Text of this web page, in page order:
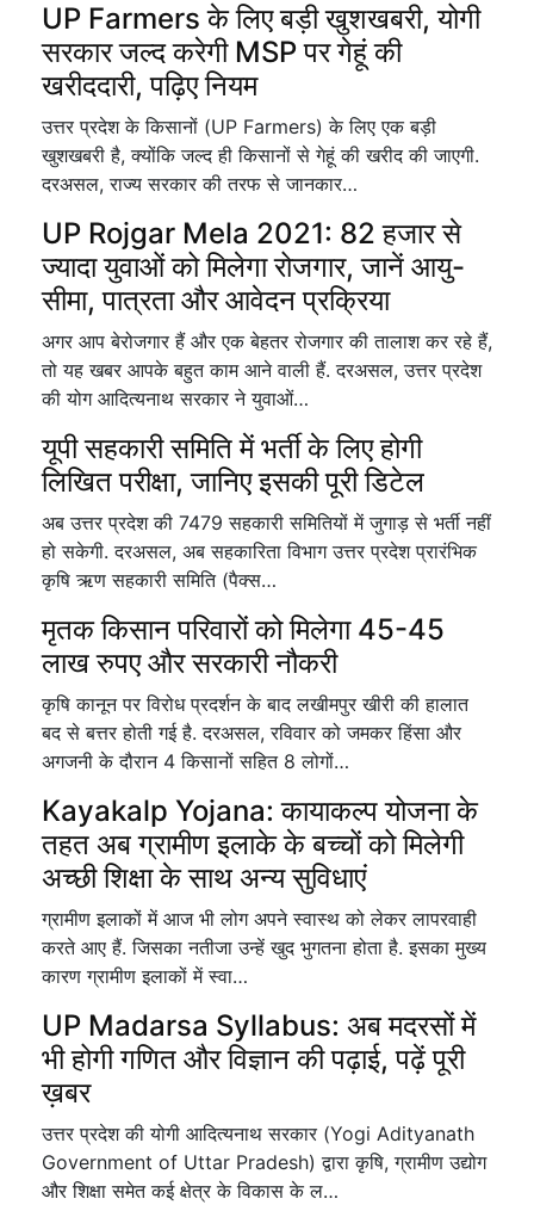
UP Farmers के लिए बड़ी खुशखबरी, योगी
सरकार जल्द करेगी MSP पर गेहूं की
खरीददारी, पढ़िए नियम
उत्तर प्रदेश के किसानों (UP Farmers) के लिए एक बड़ी
खुशखबरी है, क्योंकि जल्द ही किसानों से गेहूं की खरीद की जाएगी.
दरअसल, राज्य सरकार की तरफ से जानकार…
UP Rojgar Mela 2021: 82 हजार से
ज्यादा युवाओं को मिलेगा रोजगार, जानें आयु-
सीमा, पात्रता और आवेदन प्रक्रिया
अगर आप बेरोजगार हैं और एक बेहतर रोजगार की तालाश कर रहे हैं,
तो यह खबर आपके बहुत काम आने वाली हैं. दरअसल, उत्तर प्रदेश
की योग आदित्यनाथ सरकार ने युवाओं…
यूपी सहकारी समिति में भर्ती के लिए होगी
लिखित परीक्षा, जानिए इसकी पूरी डिटेल
अब उत्तर प्रदेश की 7479 सहकारी समितियों में जुगाड़ से भर्ती नहीं
हो सकेगी. दरअसल, अब सहकारिता विभाग उत्तर प्रदेश प्रारंभिक
कृषि ऋण सहकारी समिति (पैक्स…
मृतक किसान परिवारों को मिलेगा 45-45
लाख रुपए और सरकारी नौकरी
कृषि कानून पर विरोध प्रदर्शन के बाद लखीमपुर खीरी की हालात
बद से बत्तर होती गई है. दरअसल, रविवार को जमकर हिंसा और
अगजनी के दौरान 4 किसानों सहित 8 लोगों…
Kayakalp Yojana: कायाकल्प योजना के
तहत अब ग्रामीण इलाके के बच्चों को मिलेगी
अच्छी शिक्षा के साथ अन्य सुविधाएं
ग्रामीण इलाकों में आज भी लोग अपने स्वास्थ को लेकर लापरवाही
करते आए हैं. जिसका नतीजा उन्हें खुद भुगतना होता है. इसका मुख्य
कारण ग्रामीण इलाकों में स्वा…
UP Madarsa Syllabus: अब मदरसों में
भी होगी गणित और विज्ञान की पढ़ाई, पढ़ें पूरी
ख़बर
उत्तर प्रदेश की योगी आदित्यनाथ सरकार (Yogi Adityanath
Government of Uttar Pradesh) द्वारा कृषि, ग्रामीण उद्योग
और शिक्षा समेत कई क्षेत्र के विकास के ल…